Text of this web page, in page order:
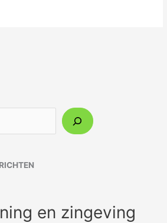
en zingeving